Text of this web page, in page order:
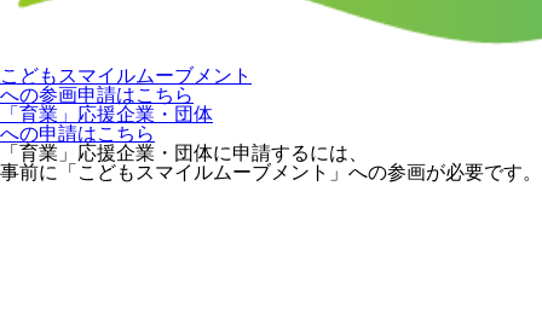
こどもスマイルムーブメント
への参画申請はこちら
「育業」応援企業・団体
への申請はこちら
「育業」応援企業・団体に申請するには、
事前に「こどもスマイルムーブメント」への参画が必要です。